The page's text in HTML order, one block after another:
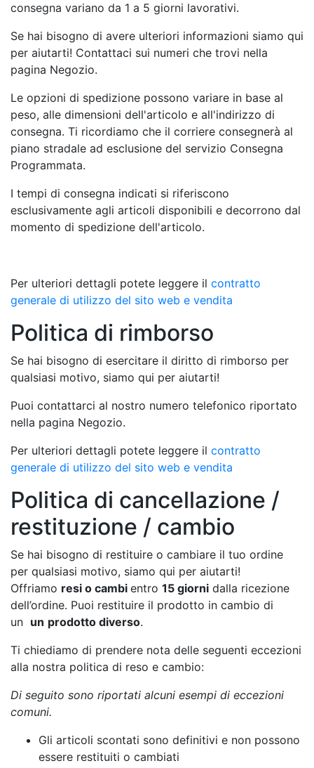
consegna variano da 1 a 5 giorni lavorativi.
Se hai bisogno di avere ulteriori informazioni siamo qui
per aiutarti! Contattaci sui numeri che trovi nella
pagina Negozio.
Le opzioni di spedizione possono variare in base al
peso, alle dimensioni dell'articolo e all'indirizzo di
consegna. Ti ricordiamo che il corriere consegnerà al
piano stradale ad esclusione del servizio Consegna
Programmata.
I tempi di consegna indicati si riferiscono
esclusivamente agli articoli disponibili e decorrono dal
momento di spedizione dell'articolo.
Per ulteriori dettagli potete leggere il contratto
generale di utilizzo del sito web e vendita
Politica di rimborso
Se hai bisogno di esercitare il diritto di rimborso per
qualsiasi motivo, siamo qui per aiutarti!
Puoi contattarci al nostro numero telefonico riportato
nella pagina Negozio.
Per ulteriori dettagli potete leggere il contratto
generale di utilizzo del sito web e vendita
Politica di cancellazione /
restituzione / cambio
Se hai bisogno di restituire o cambiare il tuo ordine
per qualsiasi motivo, siamo qui per aiutarti!
Offriamo resi o cambi entro 15 giorni dalla ricezione
dell’ordine. Puoi restituire il prodotto in cambio di
un un prodotto diverso.
Ti chiediamo di prendere nota delle seguenti eccezioni
alla nostra politica di reso e cambio:
Di seguito sono riportati alcuni esempi di eccezioni
comuni.
Gli articoli scontati sono definitivi e non possono
essere restituiti o cambiati